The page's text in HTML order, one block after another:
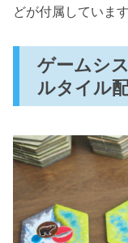
どが付属しています
ゲームシ
ルタイル配